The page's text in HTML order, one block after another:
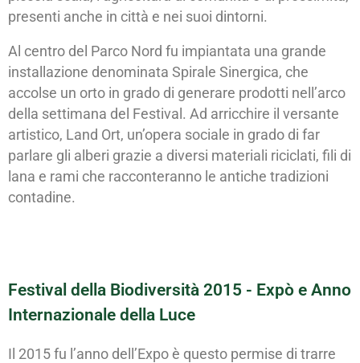
presenti anche in città e nei suoi dintorni.
Al centro del Parco Nord fu impiantata una grande
installazione denominata Spirale Sinergica, che
accolse un orto in grado di generare prodotti nell’arco
della settimana del Festival. Ad arricchire il versante
artistico, Land Ort, un’opera sociale in grado di far
parlare gli alberi grazie a diversi materiali riciclati, fili di
lana e rami che racconteranno le antiche tradizioni
contadine.
Festival della Biodiversità 2015 - Expò e Anno
Internazionale della Luce
Il 2015 fu l’anno dell’Expo è questo permise di trarre